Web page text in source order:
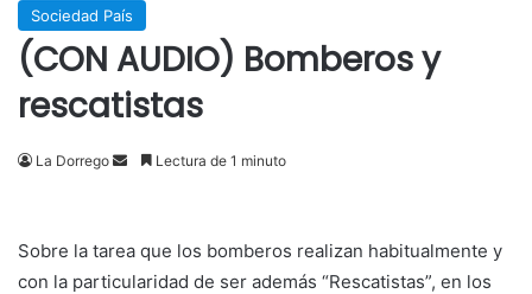
Sociedad País
(CON AUDIO) Bomberos y
rescatistas
La Dorrego
SendLectura de 1 minuto
Sobre la tarea que los bomberos realizan habitualmente y
con la particularidad de ser además “Rescatistas”, en los